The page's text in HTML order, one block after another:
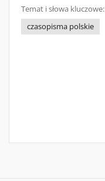
Temat i słowa kluczowe:
czasopisma polskie